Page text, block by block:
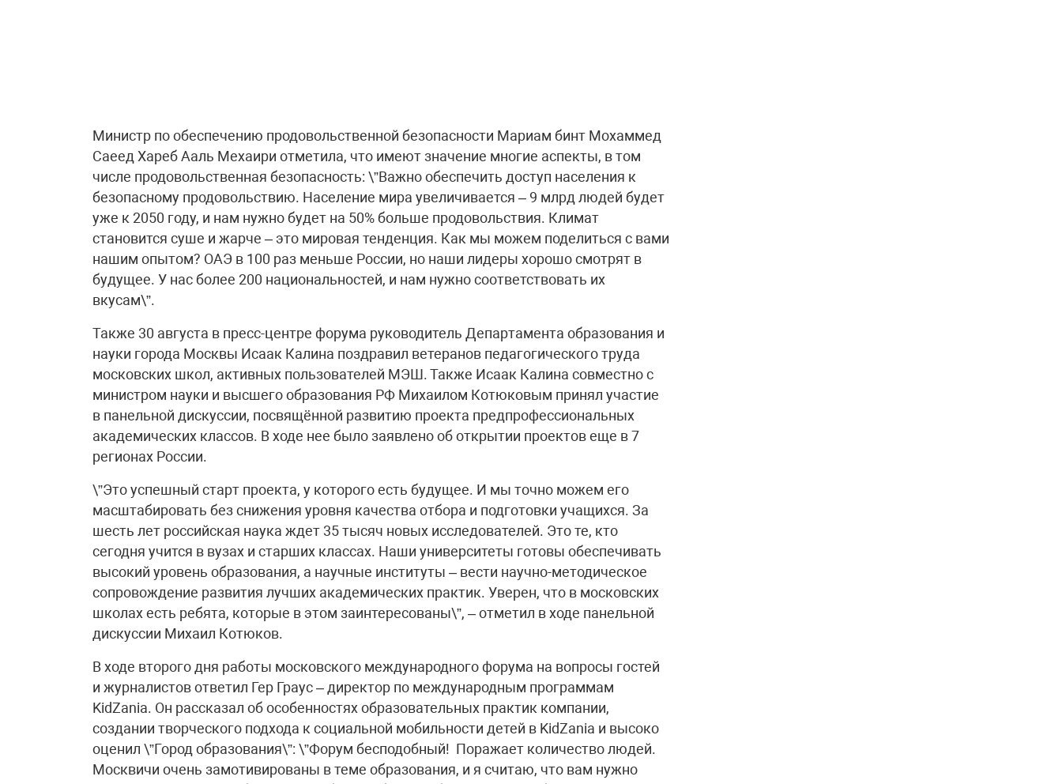
Министр по обеспечению продовольственной безопасности Мариам бинт Мохаммед
Саеед Хареб Ааль Мехаири отметила, что имеют значение многие аспекты, в том
числе продовольственная безопасность: \”Важно обеспечить доступ населения к
безопасному продовольствию. Население мира увеличивается – 9 млрд людей будет
уже к 2050 году, и нам нужно будет на 50% больше продовольствия. Климат
становится суше и жарче – это мировая тенденция. Как мы можем поделиться с вами
нашим опытом? ОАЭ в 100 раз меньше России, но наши лидеры хорошо смотрят в
будущее. У нас более 200 национальностей, и нам нужно соответствовать их
вкусам\”.
Также 30 августа в пресс-центре форума руководитель Департамента образования и
науки города Москвы Исаак Калина поздравил ветеранов педагогического труда
московских школ, активных пользователей МЭШ. Также Исаак Калина совместно с
министром науки и высшего образования РФ Михаилом Котюковым принял участие
в панельной дискуссии, посвящённой развитию проекта предпрофессиональных
академических классов. В ходе нее было заявлено об открытии проектов еще в 7
регионах России.
\”Это успешный старт проекта, у которого есть будущее. И мы точно можем его
масштабировать без снижения уровня качества отбора и подготовки учащихся. За
шесть лет российская наука ждет 35 тысяч новых исследователей. Это те, кто
сегодня учится в вузах и старших классах. Наши университеты готовы обеспечивать
высокий уровень образования, а научные институты – вести научно-методическое
сопровождение развития лучших академических практик. Уверен, что в московских
школах есть ребята, которые в этом заинтересованы\”, – отметил в ходе панельной
дискуссии Михаил Котюков.
В ходе второго дня работы московского международного форума на вопросы гостей
и журналистов ответил Гер Граус – директор по международным программам
KidZania. Он рассказал об особенностях образовательных практик компании,
создании творческого подхода к социальной мобильности детей в KidZania и высоко
оценил \”Город образования\”: \”Форум бесподобный! Поражает количество людей.
Москвичи очень замотивированы в теме образования, и я считаю, что вам нужно